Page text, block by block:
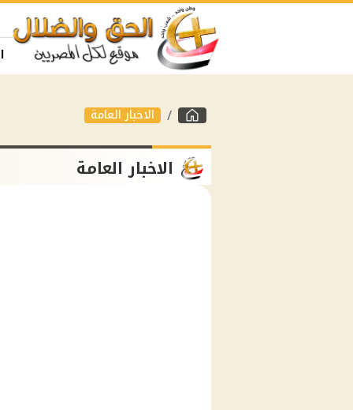
الاخبار العامة
الاخبار العامة